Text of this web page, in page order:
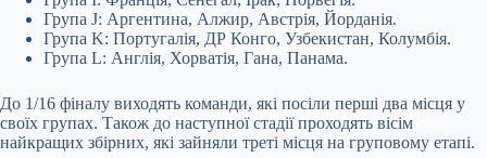
Група J: Аргентина, Алжир, Австрія, Йорданія.
Група K: Португалія, ДР Конго, Узбекистан, Колумбія.
Група L: Англія, Хорватія, Гана, Панама.
До 1/16 фіналу виходять команди, які посіли перші два місця у
своїх групах. Також до наступної стадії проходять вісім
найкращих збірних, які зайняли треті місця на груповому етапі.